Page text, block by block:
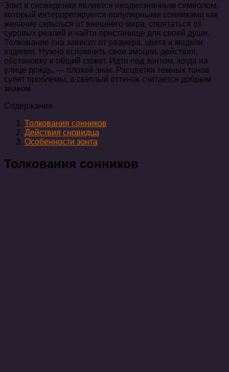
Зонт в сновидении является неоднозначным символом,
который интерпретируется популярными сонниками как
желание скрыться от внешнего мира, спрятаться от
суровых реалий и найти пристанище для своей души.
Толкование сна зависит от размера, цвета и модели
изделия. Нужно вспомнить свои эмоции, действия,
обстановку и общий сюжет. Идти под зонтом, когда на
улице дождь, — плохой знак. Расцветки темных тонов
сулят проблемы, а светлый оттенок считается добрым
знаком.
Содержание
Толкования сонников
Действия сновидца
Особенности зонта
Толкования сонников